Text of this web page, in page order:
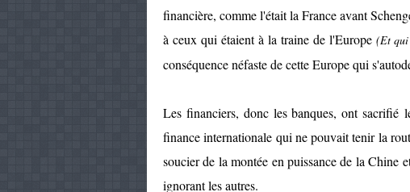
financière, comme l'était la France avant
à ceux qui étaient à la traine de l'Europe (Et qui
conséquence néfaste de cette Europe qui
Les financiers, donc les banques, ont
finance internationale qui ne pouvait tenir la
soucier de la montée en puissance de la Chine
ignorant les autres.